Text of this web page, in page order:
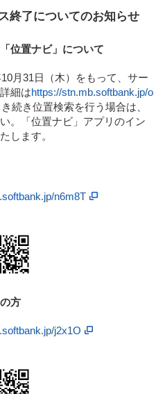
終了についてのお知らせ
位置ナビ」について
月31日（木）をもって、サー
細はhttps://stn.mb.softbank.jp/o
続き位置検索を行う場合は、
。「位置ナビ」アプリのイン
します。
n6m8T
方
j2x1O